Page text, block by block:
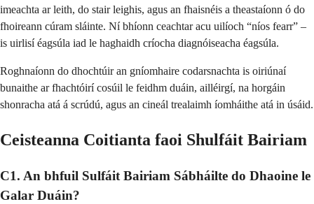
imeachta ar leith, do stair leighis, agus an fhaisnéis a theastaíonn ó do
fhoireann cúram sláinte. Ní bhíonn ceachtar acu uilíoch “níos fearr” –
is uirlisí éagsúla iad le haghaidh críocha diagnóiseacha éagsúla.
Roghnaíonn do dhochtúir an gníomhaire codarsnachta is oiriúnaí
bunaithe ar fhachtóirí cosúil le feidhm duáin, ailléirgí, na horgáin
shonracha atá á scrúdú, agus an cineál trealaimh íomháithe atá in úsáid.
Ceisteanna Coitianta faoi Shulfáit Bairiam
C1. An bhfuil Sulfáit Bairiam Sábháilte do Dhaoine le
Galar Duáin?